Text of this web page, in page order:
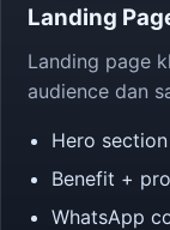
Landing
Landing page
audience dan
Hero
Benefit +
WhatsApp